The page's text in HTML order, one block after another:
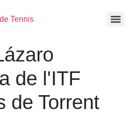
de l'ITF
de Torrent